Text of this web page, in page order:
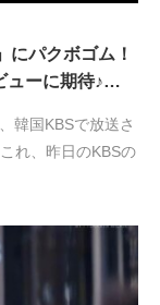
にパクボゴム！
ューに期待♪…
国KBSで放送さ
れ、昨日のKBSの